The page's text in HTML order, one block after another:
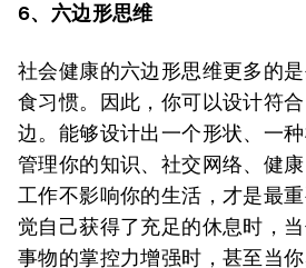
6、六边形思维
社会健康的六边形思维更多的
食习惯。因此，你可以设计符
边。能够设计出一个形状、一
管理你的知识、社交网络、健
工作不影响你的生活，才是最
觉自己获得了充足的休息时，
事物的掌控力增强时，甚至当